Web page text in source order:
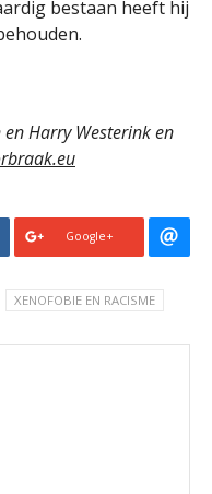
bestaan heeft hij
Harry Westerink en
Google+
XENOFOBIE EN RACISME